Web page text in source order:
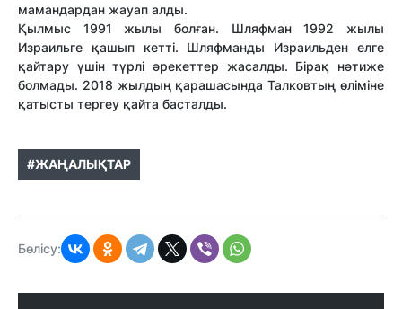
мамандардан жауап алды.
Қылмыс 1991 жылы болған. Шляфман 1992 жылы
Израильге қашып кетті. Шляфманды Израильден елге
қайтару үшін түрлі әрекеттер жасалды. Бірақ нәтиже
болмады. 2018 жылдың қарашасында Талковтың өліміне
қатысты тергеу қайта басталды.
#ЖАҢАЛЫҚТАР
Бөлісу: